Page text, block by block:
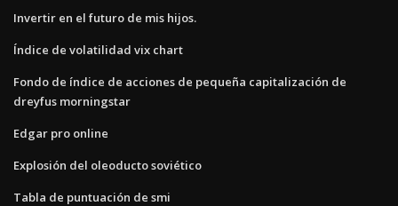
Invertir en el futuro de mis hijos.
Índice de volatilidad vix chart
Fondo de índice de acciones de pequeña capitalización de
dreyfus morningstar
Edgar pro online
Explosión del oleoducto soviético
Tabla de puntuación de smi